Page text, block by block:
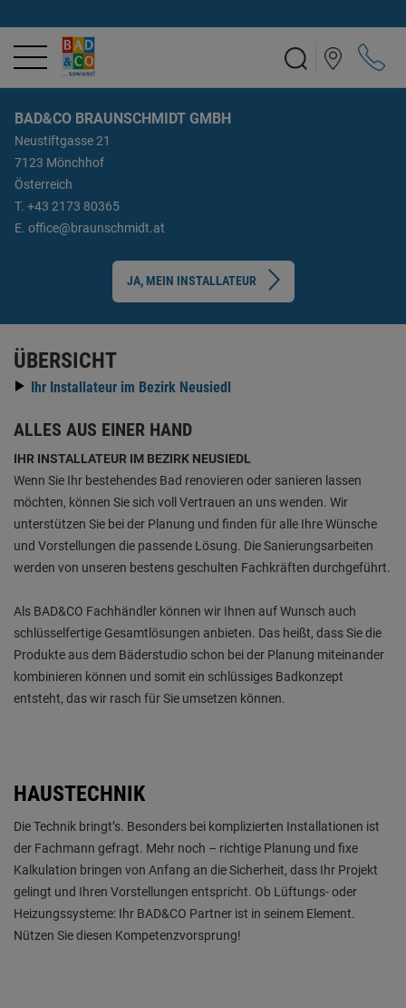
BAD&CO BRAUNSCHMIDT GMBH
Neustiftgasse 21
7123 Mönchhof
Österreich
T. +43 2173 80365
E. office@braunschmidt.at
JA, MEIN INSTALLATEUR
ÜBERSICHT
Ihr Installateur im Bezirk Neusiedl
ALLES AUS EINER HAND
IHR INSTALLATEUR IM BEZIRK NEUSIEDL
Wenn Sie Ihr bestehendes Bad renovieren oder sanieren lassen
möchten, können Sie sich voll Vertrauen an uns wenden. Wir
unterstützen Sie bei der Planung und finden für alle Ihre Wünsche
und Vorstellungen die passende Lösung. Die Sanierungsarbeiten
werden von unseren bestens geschulten Fachkräften durchgeführt.
Als BAD&CO Fachhändler können wir Ihnen auf Wunsch auch
schlüsselfertige Gesamtlösungen anbieten. Das heißt, dass Sie die
Produkte aus dem Bäderstudio schon bei der Planung miteinander
kombinieren können und somit ein schlüssiges Badkonzept
entsteht, das wir rasch für Sie umsetzen können.
HAUSTECHNIK
Die Technik bringt’s. Besonders bei komplizierten Installationen ist
der Fachmann gefragt. Mehr noch – richtige Planung und fixe
Kalkulation bringen von Anfang an die Sicherheit, dass Ihr Projekt
gelingt und Ihren Vorstellungen entspricht. Ob Lüftungs- oder
Heizungssysteme: Ihr BAD&CO Partner ist in seinem Element.
Nützen Sie diesen Kompetenzvorsprung!